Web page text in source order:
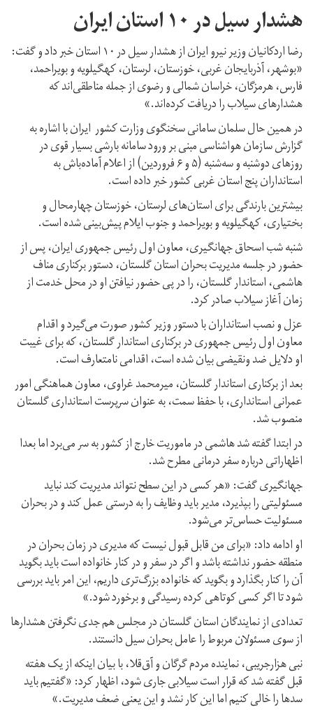
هشدار سیل در ۱۰ استان ایران
رضا اردکانیان وزیر نیرو ایران از هشدار سیل در ۱۰ استان خبر داد و گفت:
«بوشهر، آذربایجان غربی، خوزستان، لرستان، کهگیلویه و بویراحمد،
فارس، هرمزگان، خراسان شمالی و رضوی از جمله مناطقی‌اند که
هشدارهای سیلاب را دریافت کرده‌اند.»
در همین حال سلمان سامانی سخنگوی وزارت کشور ایران با اشاره به
گزارش سازمان هواشناسی مبنی بر ورود سامانه بارشی بسیار قوی در
روزهای دوشنبه و سه‌شنبه (۵ و ۶ فروردین) از اعلام آماده‌باش به
استانداران پنج استان غربی کشور خبر داده است.
بیشترین بارندگی برای استان‌های لرستان، خوزستان چهارمحال و
بختیاری، کهگیلویه و بویراحمد و جنوب ایلام پیش‌بینی شده است.
شنبه شب اسحاق جهانگیری، معاون اول رئیس جمهوری ایران، پس از
حضور در جلسه مدیریت بحران استان گلستان، دستور برکناری مناف
هاشمی، استاندار گلستان، را در پی حضور نیافتن او در محل خدمت از
زمان آغاز سیلاب صادر کرد.
عزل و نصب استانداران با دستور وزیر کشور صورت می‌گیرد و اقدام
معاون اول رئیس جمهوری در برکناری استاندار گلستان، که برای غیبت
او دلایل ضد ونقیضی بیان شده است، اقدامی نامتعارف است.
بعد از برکناری استاندار گلستان، میرمحمد غراوی، معاون هماهنگی امور
عمرانی استانداری، با حفظ سمت، به عنوان سرپرست استانداری گلستان
منصوب شد.
در ابتدا گفته شد هاشمی در ماموریت خارج از کشور به سر می‌برد اما بعدا
اظهاراتی درباره سفر درمانی مطرح شد.
جهانگیری گفت: «هر کسی در این سطح نتواند مدیریت کند نباید
مسئولیتی را بپذیرد، مدیر باید وظایف را به درستی عمل کند و در بحران
مسئولیت حساس‌تر می‌شود.
او ادامه داد: «برای من قابل قبول نیست که مدیری در زمان بحران در
منطقه حضور نداشته باشد و اگر در سفر و در کنار خانواده است باید بگوید
آن را کنار بگذارد و بگوید که خانواده بزرگ‌تری داریم، این امر باید بررسی
شود تا اگر کسی کوتاهی کرده رسیدگی و برخورد شود.»
تعدادی از نمایندگان استان گلستان در مجلس هم جدی نگرفتن هشدارها
از سوی مسئولان مربوط را عامل بحران سیل دانستند.
نبی هزارجریبی، نماینده مردم گرگان و آق‌قلا، با بیان اینکه از یک هفته
قبل گفته شد که قرار است سیلابی جاری شود، اظهار کرد: «گفتیم باید
سدها را خالی کنیم اما این کار نشد و این یعنی ضعف مدیریت.»